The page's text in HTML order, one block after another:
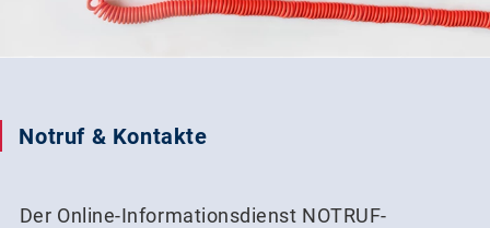
Am Wall 1, 21073 Hamburg
Notruf & Kontakte
Der Online-Informationsdienst NOTRUF-